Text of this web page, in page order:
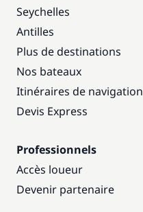
Seychelles
Antilles
Plus de destinations
Nos bateaux
Itinéraires de navigation
Devis Express
Professionnels
Accès loueur
Devenir partenaire